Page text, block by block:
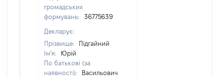
громадських
формувань:
36775639
Декларує:
Прізвище:
Підгайний
Ім'я:
Юрій
По батькові (за
наявності):
Васильович